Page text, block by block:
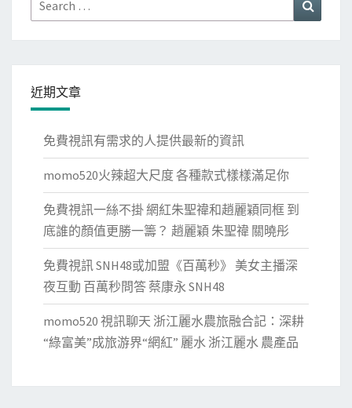
for:
近期文章
免費視訊有需求的人提供最新的資訊
momo520火辣超大尺度 各種款式樣樣滿足你
免費視訊一絲不掛 網紅朱聖禕和趙麗穎同框 到
底誰的顏值更勝一籌？ 趙麗穎 朱聖禕 關曉彤
免費視訊 SNH48或加盟《百萬秒》 美女主播深
夜互動 百萬秒問答 蔡康永 SNH48
momo520 視訊聊天 浙江麗水農旅融合記：深耕
“綠富美”成旅游界“網紅” 麗水 浙江麗水 農產品